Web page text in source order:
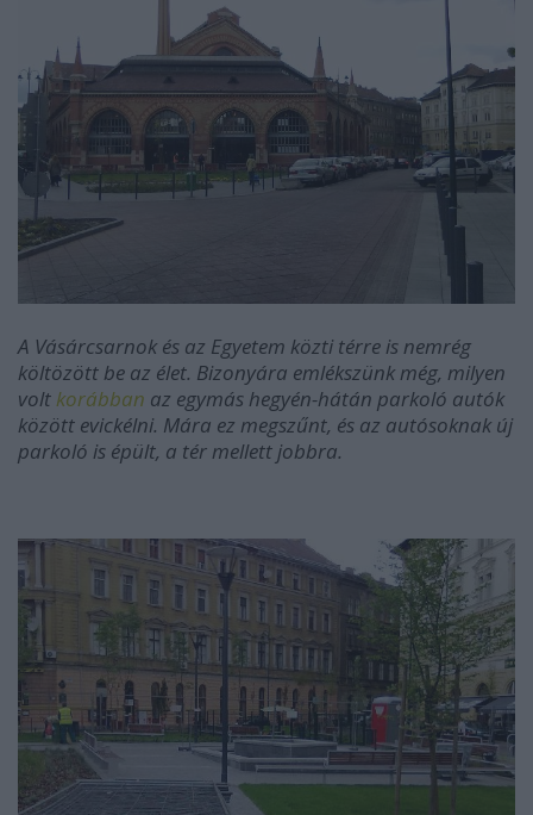
A Vásárcsarnok és az Egyetem közti térre is nemrég
költözött be az élet. Bizonyára emlékszünk még, milyen
voltkorábban az egymás hegyén-hátán parkoló autók
között evickélni. Mára ez megszűnt, és az autósoknak új
parkoló is épült, a tér mellett jobbra.